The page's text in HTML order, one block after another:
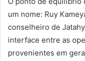
um nome: Ruy
conselheiro de
interface entre as
provenientes em